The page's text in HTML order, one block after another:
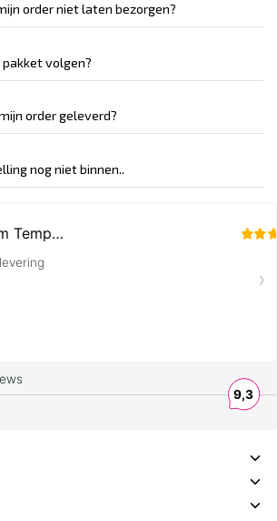
order niet laten bezorgen?
pakket volgen?
order geleverd?
nog niet binnen..